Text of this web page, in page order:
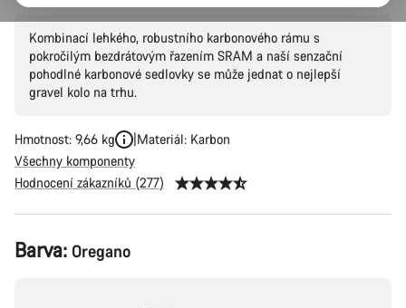
Kombinací lehkého, robustního karbonového rámu s
pokročilým bezdrátovým řazením SRAM a naší senzační
pohodlné karbonové sedlovky se může jednat o nejlepší
gravel kolo na trhu.
Hmotnost: 9,66 kg
Materiál: Karbon
Všechny komponenty
Hodnocení zákazníků (277)
Konfigurace
produktu
Barva: Oregano